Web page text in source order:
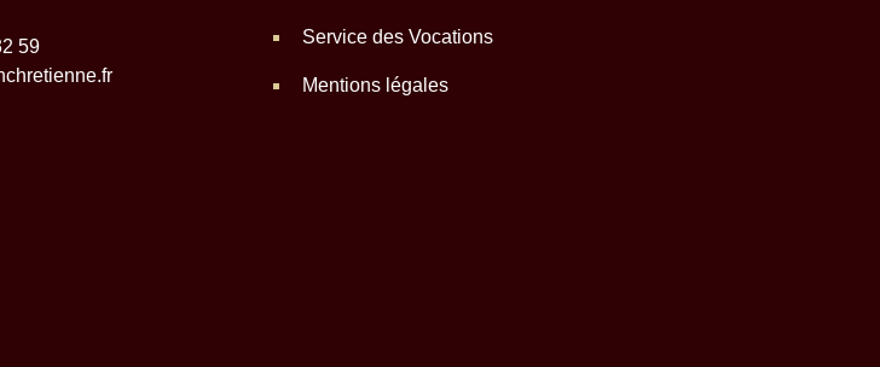
59
Service des Vocations
Mentions légales